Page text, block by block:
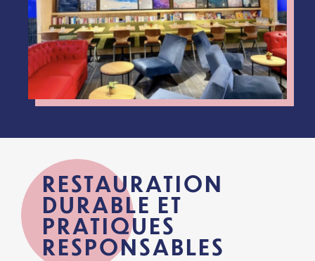
RESTAURATION
DURABLE ET
PRATIQUES
RESPONSABLES